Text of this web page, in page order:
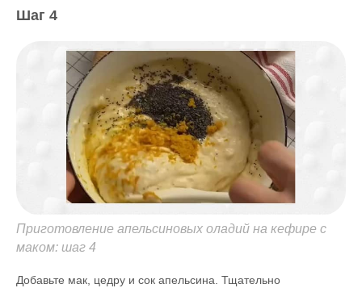
Шаг 4
Приготовление апельсиновых оладий на кефире с
маком: шаг 4
Добавьте мак, цедру и сок апельсина. Тщательно